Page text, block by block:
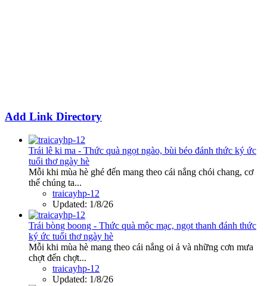
Add Link Directory
Trái lê ki ma - Thức quà ngọt ngào, bùi béo đánh thức ký ức
tuổi thơ ngày hè
Mỗi khi mùa hè ghé đến mang theo cái nắng chói chang, cơ
thể chúng ta...
traicayhp-12
Updated: 1/8/26
Trái bòng boong - Thức quà mộc mạc, ngọt thanh đánh thức
ký ức tuổi thơ ngày hè
Mỗi khi mùa hè mang theo cái nắng oi ả và những cơn mưa
chợt đến chợt...
traicayhp-12
Updated: 1/8/26